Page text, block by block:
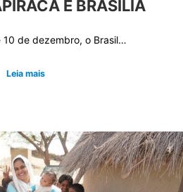
E BRASÍLIA
10 de dezembro, o Brasil…
Leia mais